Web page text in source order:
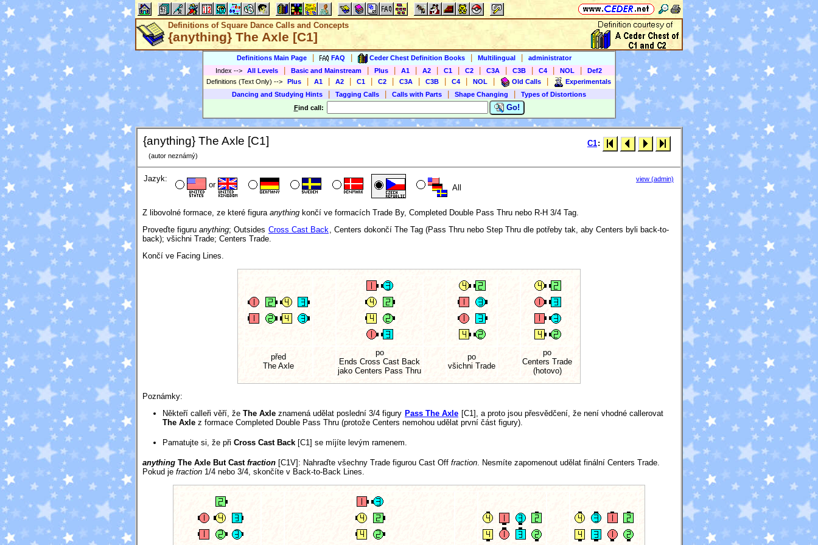
Definitions of Square Dance Calls and Concepts
{anything} The Axle [C1]
Definitions Main Page FAQ Ceder Chest Definition Books Multilingual
administrator
Index --> All Levels Basic and Mainstream Plus A1 A2 C1 C2 C3A C3B C4 NOL
Def2
Definitions (Text Only) --> Plus A1 A2 C1 C2 C3A C3B C4 NOL Old Calls
Experimentals
Dancing and Studying Hints
Tagging Calls Calls with Parts Shape Changing
Types of Distortions
Find call: Go!
{anything} The Axle [C1]
(autor neznámý)
C1:
Jazyk:
or All
view (admin)
Z libovolné formace, ze které figura anything končí ve formacích Trade By, Completed Double Pass Thru nebo R-H 3/4 Tag.
Proveďte figuru anything; Outsides Cross Cast Back
, Centers dokončí The Tag (Pass Thru nebo Step Thru dle potřeby tak, aby Centers byli back-to-
back); všichni Trade; Centers Trade.
Končí ve Facing Lines.
před
The Axle
po
Ends Cross Cast Back
jako Centers Pass Thru
po
všichni Trade
po
Centers Trade
(hotovo)
Poznámky:
Někteří calleři věří, že The Axle znamená udělat poslední 3/4 figury Pass The Axle [C1], a proto jsou přesvědčení, že není vhodné callerovat
The Axle z formace Completed Double Pass Thru (protože Centers nemohou udělat první část figury).
Pamatujte si, že při Cross Cast Back [C1] se míjíte levým ramenem.
anything The Axle But Cast fraction [C1V] : Nahraďte všechny Trade figurou Cast Off fraction. Nesmíte zapomenout udělat finální Centers Trade.
Pokud je fraction 1/4 nebo 3/4, skončíte v Back-to-Back Lines.